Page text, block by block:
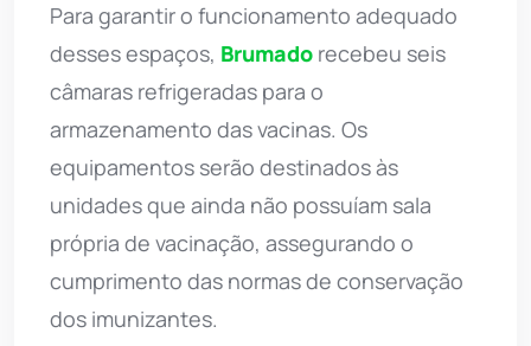
Para garantir o funcionamento adequado
desses espaços, Brumado recebeu seis
câmaras refrigeradas para o
armazenamento das vacinas. Os
equipamentos serão destinados às
unidades que ainda não possuíam sala
própria de vacinação, assegurando o
cumprimento das normas de conservação
dos imunizantes.